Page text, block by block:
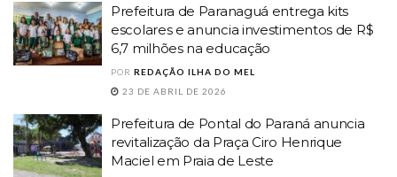
Prefeitura de Paranaguá entrega kits
escolares e anuncia investimentos de R$
6,7 milhões na educação
POR REDAÇÃO ILHA DO MEL
23 DE ABRIL DE 2026
Prefeitura de Pontal do Paraná anuncia
revitalização da Praça Ciro Henrique
Maciel em Praia de Leste